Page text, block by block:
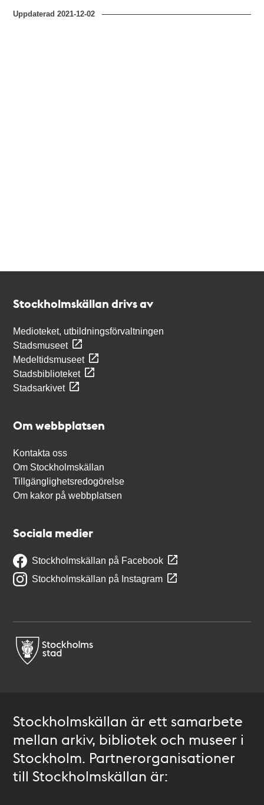
Uppdaterad2021-12-02
Stockholmskällan drivs av
Medioteket, utbildningsförvaltningen
Stadsmuseet
Medeltidsmuseet
Stadsbiblioteket
Stadsarkivet
Om webbplatsen
Kontakta oss
Om Stockholmskällan
Tillgänglighetsredogörelse
Om kakor på webbplatsen
Sociala medier
Stockholmskällan på Facebook
Stockholmskällan på Instagram
Stockholmskällan är ett samarbete
mellan arkiv, bibliotek och museer i
Stockholm. Partnerorganisationer
till Stockholmskällan är: